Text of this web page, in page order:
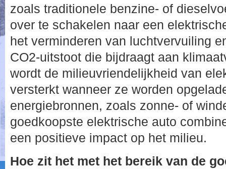
zoals traditionele benzine- of
over te schakelen naar een
het verminderen van luchtvervuiling
CO2-uitstoot die bijdraagt aan
wordt de milieuvriendelijkheid van
versterkt wanneer ze worden
energiebronnen, zoals zonne- of
goedkoopste elektrische auto
een positieve impact op het milieu.
Hoe zit het met het bereik van de